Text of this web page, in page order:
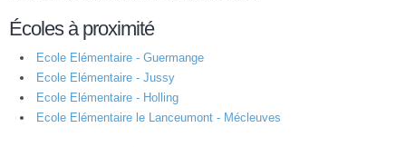
Écoles à proximité
Ecole Elémentaire - Guermange
Ecole Elémentaire - Jussy
Ecole Elémentaire - Holling
Ecole Elémentaire le Lanceumont - Mécleuves